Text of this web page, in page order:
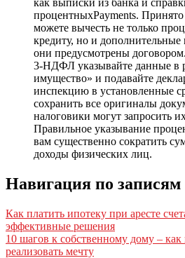
процентныхPayments. Принято
можете вычесть не только
кредиту, но и дополнительные
они предусмотрены
3-НДФЛ указывайте данные в
имущество» и подавайте
инспекцию в установленные
сохранить все оригиналы
налоговики могут запросить
Правильное указывание
вам существенно сократить
доходы физических лиц.
Навигация по записям
Как платить ипотеку при аресте
эффективные решения
10 шагов к собственному дому – как
реализовать мечту